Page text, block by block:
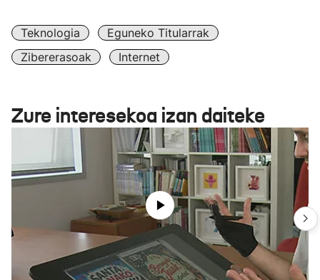
Teknologia
Eguneko Titularrak
Zibererasoak
Internet
Zure interesekoa izan daiteke